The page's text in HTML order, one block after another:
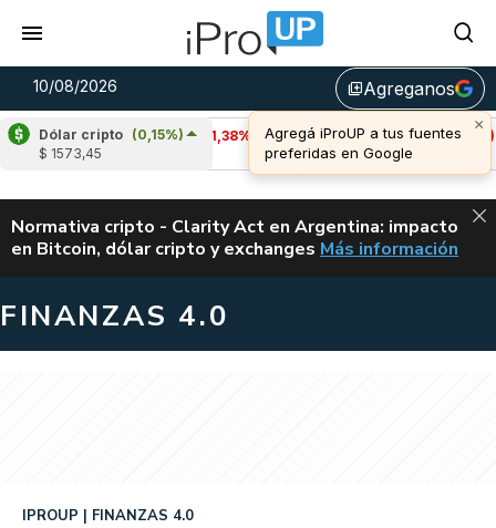
10/08/2026 library_addAgreganos
Dólar cripto (0,15%)
$ 1573,45
Cardano
(-1,38%)
u$s 0,20
Avalanche
(-0,25%)
u$s 6,47
ALERTA
Normativa cripto - Clarity Act en Argentina: impacto
en Bitcoin, dólar cripto y exchanges CLARITY ACT EN
Más información
FINANZAS 4.0
IPROUP FINANZAS 4.0